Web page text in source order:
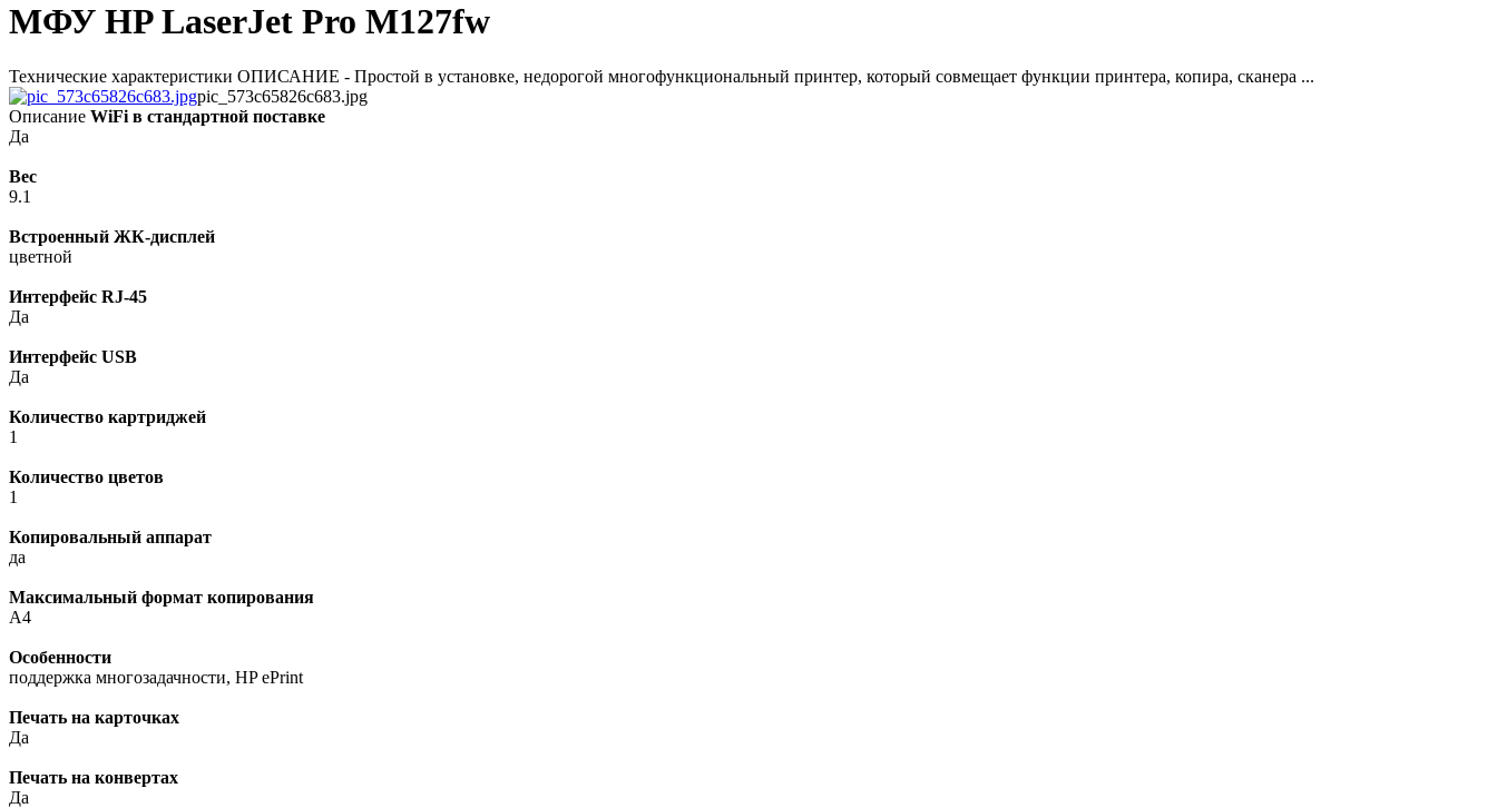
МФУ HP LaserJet Pro M127fw
Технические характеристики ОПИСАНИЕ - Простой в установке, недорогой многофункциональный принтер, который совмещает функции принтера, копира, сканера ...
pic_573c65826c683.jpg
Описание WiFi в стандартной поставке
Да
Вес
9.1
Встроенный ЖК-дисплей
цветной
Интерфейс RJ-45
Да
Интерфейс USB
Да
Количество картриджей
1
Количество цветов
1
Копировальный аппарат
да
Максимальный формат копирования
A4
Особенности
поддержка многозадачности, HP ePrint
Печать на карточках
Да
Печать на конвертах
Да